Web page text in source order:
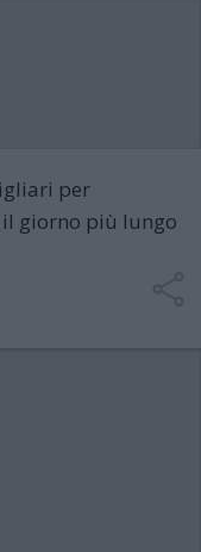
per
giorno più lungo